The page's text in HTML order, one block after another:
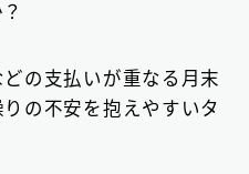
社 10
の支払いが重なる月末
の不安を抱えやすいタ